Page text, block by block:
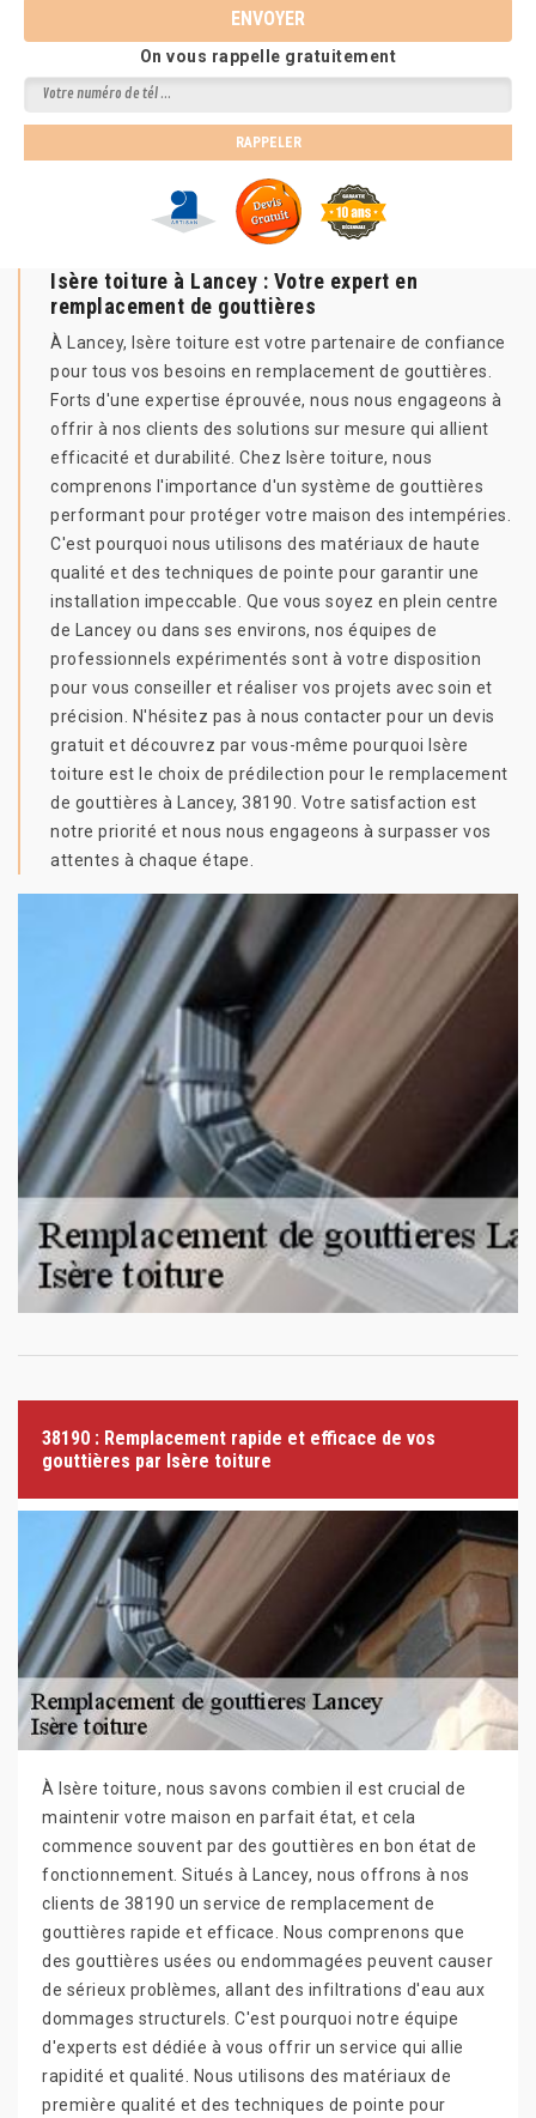
On vous rappelle gratuitement
Isère toiture à Lancey : Votre expert en
remplacement de gouttières
À Lancey, Isère toiture est votre partenaire de confiance
pour tous vos besoins en remplacement de gouttières.
Forts d'une expertise éprouvée, nous nous engageons à
offrir à nos clients des solutions sur mesure qui allient
efficacité et durabilité. Chez Isère toiture, nous
comprenons l'importance d'un système de gouttières
performant pour protéger votre maison des intempéries.
C'est pourquoi nous utilisons des matériaux de haute
qualité et des techniques de pointe pour garantir une
installation impeccable. Que vous soyez en plein centre
de Lancey ou dans ses environs, nos équipes de
professionnels expérimentés sont à votre disposition
pour vous conseiller et réaliser vos projets avec soin et
précision. N'hésitez pas à nous contacter pour un devis
gratuit et découvrez par vous-même pourquoi Isère
toiture est le choix de prédilection pour le remplacement
de gouttières à Lancey, 38190. Votre satisfaction est
notre priorité et nous nous engageons à surpasser vos
attentes à chaque étape.
38190 : Remplacement rapide et efficace de vos
gouttières par Isère toiture
À Isère toiture, nous savons combien il est crucial de
maintenir votre maison en parfait état, et cela
commence souvent par des gouttières en bon état de
fonctionnement. Situés à Lancey, nous offrons à nos
clients de 38190 un service de remplacement de
gouttières rapide et efficace. Nous comprenons que
des gouttières usées ou endommagées peuvent causer
de sérieux problèmes, allant des infiltrations d'eau aux
dommages structurels. C'est pourquoi notre équipe
d'experts est dédiée à vous offrir un service qui allie
rapidité et qualité. Nous utilisons des matériaux de
première qualité et des techniques de pointe pour